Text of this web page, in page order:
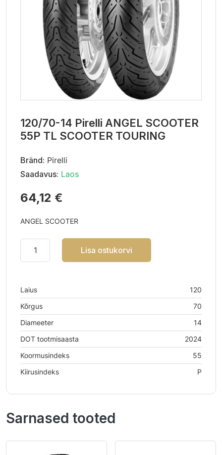
120/70-14 Pirelli ANGEL SCOOTER
55P TL SCOOTER TOURING
Bränd: Pirelli
Saadavus: Laos
64,12 €
ANGEL SCOOTER
Lisa ostukorvi
Laius
120
Kõrgus
70
Diameeter
14
DOT tootmisaasta
2024
Koormusindeks
55
Kiirusindeks
P
Sarnased tooted